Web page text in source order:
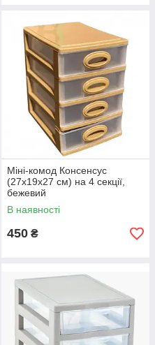
Міні-комод Консенсус
(27х19х27 см) на 4 секції,
бежевий
В наявності
450 ₴